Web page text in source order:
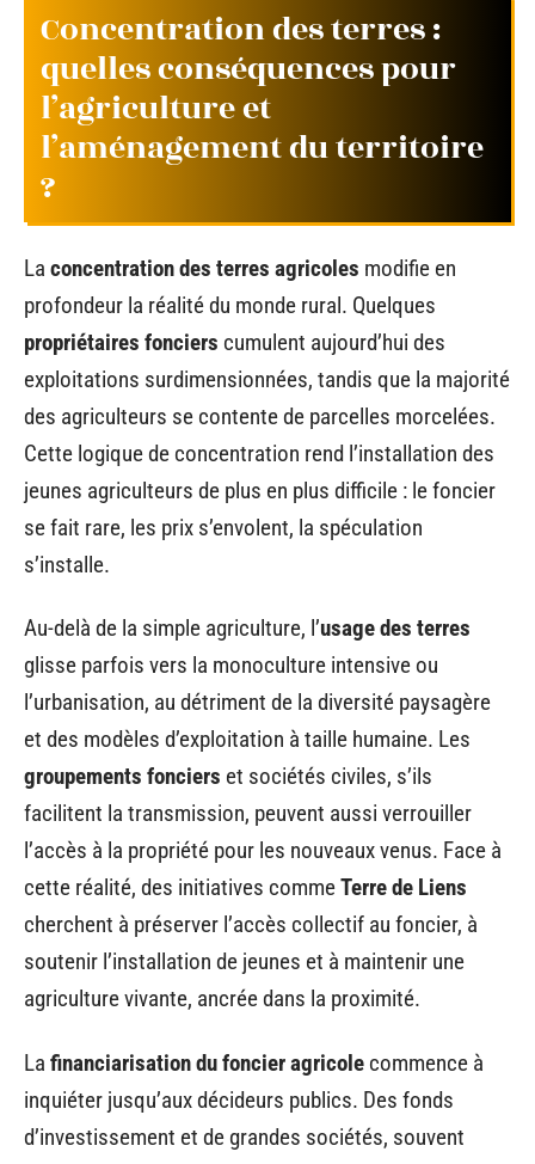
Concentration des terres :
quelles conséquences pour
l’agriculture et
l’aménagement du territoire
?
La concentration des terres agricoles modifie en
profondeur la réalité du monde rural. Quelques
propriétaires fonciers cumulent aujourd’hui des
exploitations surdimensionnées, tandis que la majorité
des agriculteurs se contente de parcelles morcelées.
Cette logique de concentration rend l’installation des
jeunes agriculteurs de plus en plus difficile : le foncier
se fait rare, les prix s’envolent, la spéculation
s’installe.
Au-delà de la simple agriculture, l’usage des terres
glisse parfois vers la monoculture intensive ou
l’urbanisation, au détriment de la diversité paysagère
et des modèles d’exploitation à taille humaine. Les
groupements fonciers et sociétés civiles, s’ils
facilitent la transmission, peuvent aussi verrouiller
l’accès à la propriété pour les nouveaux venus. Face à
cette réalité, des initiatives commeTerre de Liens
cherchent à préserver l’accès collectif au foncier, à
soutenir l’installation de jeunes et à maintenir une
agriculture vivante, ancrée dans la proximité.
La financiarisation du foncier agricole commence à
inquiéter jusqu’aux décideurs publics. Des fonds
d’investissement et de grandes sociétés, souvent